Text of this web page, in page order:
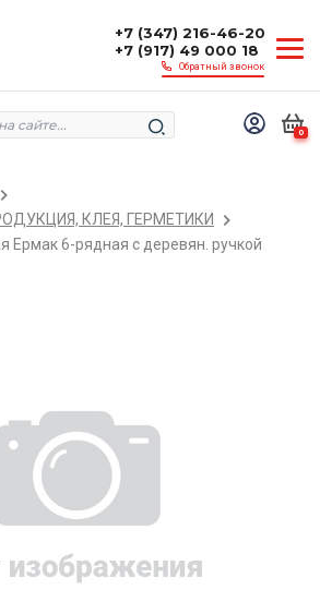
+7 (347) 216-46-20
+7 (917) 49 000 18
Обратный звонок
0
КЛЕЯ, ГЕРМЕТИКИ
Ермак 6-рядная с деревян. ручкой